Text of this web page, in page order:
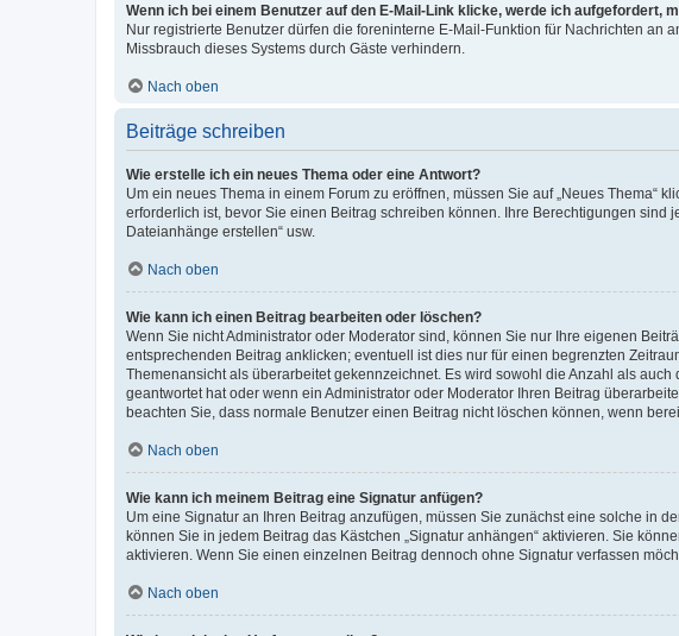
Wenn ich bei einem Benutzer auf den E-Mail-Link klicke, werde ich aufgefordert,
Nur registrierte Benutzer dürfen die foreninterne E-Mail-Funktion für Nachrichten
Missbrauch dieses Systems durch Gäste verhindern.
Nach oben
Beiträge schreiben
Wie erstelle ich ein neues Thema oder eine Antwort?
Um ein neues Thema in einem Forum zu eröffnen, müssen Sie auf „Neues Thema“
erforderlich ist, bevor Sie einen Beitrag schreiben können. Ihre Berechtigungen sind
Dateianhänge erstellen“ usw.
Nach oben
Wie kann ich einen Beitrag bearbeiten oder löschen?
Wenn Sie nicht Administrator oder Moderator sind, können Sie nur Ihre eigenen
entsprechenden Beitrag anklicken; eventuell ist dies nur für einen begrenzten
Themenansicht als überarbeitet gekennzeichnet. Es wird sowohl die Anzahl als
geantwortet hat oder wenn ein Administrator oder Moderator Ihren Beitrag
beachten Sie, dass normale Benutzer einen Beitrag nicht löschen können, wenn
Nach oben
Wie kann ich meinem Beitrag eine Signatur anfügen?
Um eine Signatur an Ihren Beitrag anzufügen, müssen Sie zunächst eine solche in
können Sie in jedem Beitrag das Kästchen „Signatur anhängen“ aktivieren. Sie
aktivieren. Wenn Sie einen einzelnen Beitrag dennoch ohne Signatur verfassen
Nach oben